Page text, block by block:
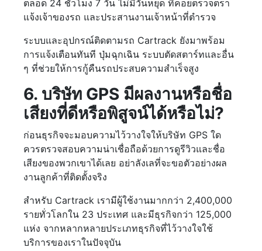
ตลอด 24 ชั่วโมง 7 วัน ไม่มีวันหยุด ที่คอยตรวจตรา
แจ้งเจ้าของรถ และประสานงานเจ้าหน้าที่ตำรวจ
ระบบและอุปกรณ์ติดตามรถ Cartrack ยังมาพร้อม
การแจ้งเตือนทันที ปุ่มฉุกเฉิน ระบบตัดสตาร์ทและอื่น
ๆ ที่ช่วยให้การกู้คืนรถประสบความสำเร็จสูง
6. บริษัท GPS มีผลงานหรือชื่อ
เสียงที่ดีหรือพิสูจน์ได้หรือไม่?
ก่อนธุรกิจจะมอบความไว้วางใจให้บริษัท GPS ใด
ควรตรวจสอบความน่าเชื่อถือด้วยการดูรีวิวและชื่อ
เสียงของพวกเขาได้เลย อย่าลังเลที่จะขอตัวอย่างผล
งานลูกค้าที่ติดตั้งจริง
สำหรับ Cartrack เรามีผู้ใช้งานมากกว่า 2,400,000
รายทั่วโลกใน 23 ประเทศ และมีธุรกิจกว่า 125,000
แห่ง จากหลากหลายประเภทธุรกิจที่ไว้วางใจใช้
บริการของเราในปัจจุบัน